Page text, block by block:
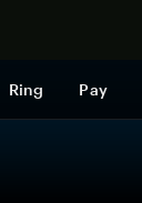
Ring Pay